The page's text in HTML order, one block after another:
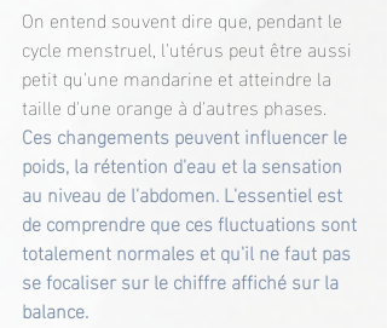
On entend souvent dire que, pendant le
cycle menstruel, l'utérus peut être aussi
petit qu'une mandarine et atteindre la
taille d'une orange à d'autres phases.
Ces changements peuvent influencer le
poids, la rétention d'eau et la sensation
au niveau de l'abdomen. L'essentiel est
de comprendre que ces fluctuations sont
totalement normales et qu'il ne faut pas
se focaliser sur le chiffre affiché sur la
balance.